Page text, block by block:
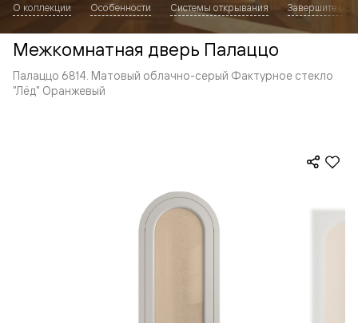
О коллекции Особенности Системы открывания Завершите
Межкомнатная дверь Палаццо
Палаццо 6814. Матовый облачно-серый Фактурное стекло
"Лёд" Оранжевый